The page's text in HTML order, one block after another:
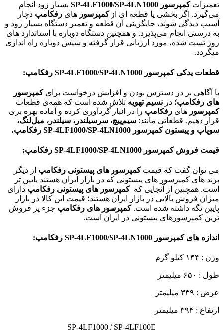
تعمیراتکمپرسور SP-4LF1000/SP-4LN1000
بسیار زود انجام
می‌گیرد. اگر بخشی یا قطعه ای ازکمپرسور های رفکامپ دچار
آسیب دیدگی شوند، جایگزینی آن قطعه و تعمیر دستگاه بسیار زود و
به درستی انجام می‌پذیرد. و همچنین دستگاه دوباره با استاتدارد های
روز تست شده، مورد ارزیابی قرار گرفته و سپس دوباره راه اندازی
میگردد.
قطعات یدکی کمپرسور SP-4LF1000/SP-4LN1000 رفکامپ:
با آگاهی بر در دسترس بودن و افزایش درخواست برایکمپرسور
های رفکامپ؛ در نسیم تهویه تلاش شده است که همه‌ی قطعات
کمپرسور های رفکامپ را در انبار گردآوری کرده و آماده بهره بری
قرار دهیم. قطعاتی مانند: سیم‌پیچ، سرسیلندر، سیلندر، میل‌لنگ،
سوپاپ و پیستون کمپرسور SP-4LF1000/SP-4LN1000 رفکامپ.
قیمت فروش کمپرسور SP-4LF1000/SP-4LN1000 رفکامپ:
می توان گفت که قیمتکمپرسور های پیستونی رفکامپ از دیگر
برند های کمپرسور های پیستونی که در بازار ایران هستند پایین تر
است. همچنین از آنجایی کهکمپرسور های پیستونی رفکامپ دارای
میزان فروش بالایی در بازار ایران هستند؛ قیمت این کالا در بازار
پایین نگه داشته شده است.کمپرسور های رفکامپ جزء پر فروش
ترین کمپرسورهای پیستونی در ایران است.
اندازه ها‌ی کمپرسور SP-4LF1000/SP-4LN1000 رفکامپ:
وزن : ۱۴۴ کیلو گرم
طول : ۶۵۰ میلیمتر
عرض : ۳۳۹ میلیمتر
ارتفاع : ۳۹۴ میلیمتر
SP-4LF1000 / SP-4LF100E